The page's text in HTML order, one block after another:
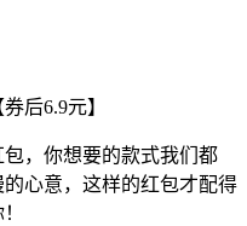
后6.9元】
，你想要的款式我们都
心意，这样的红包才配得